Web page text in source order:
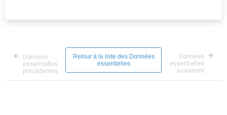
Données
essentielles
précédentes
Retour à la liste des Données
essentielles
Données
essentielles
suivantes